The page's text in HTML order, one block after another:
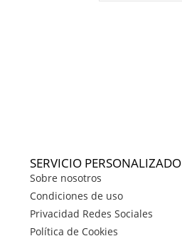
SERVICIO PERSONALIZADO
Sobre nosotros
Condiciones de uso
Privacidad Redes Sociales
Política de Cookies